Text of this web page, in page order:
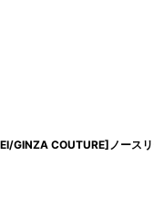
[lk-c24072]
GINZA COUTURE]ノース